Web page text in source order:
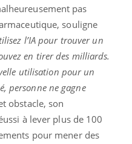
pas
souligne
l’IA pour trouver un
en tirer des milliards.
utilisation pour un
personne ne gagne
obstacle, son
à lever plus de 100
pour mener des